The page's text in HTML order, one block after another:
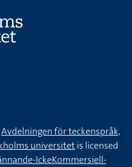
Avdelningen för teckenspråk,
universitetis licensed
IckeKommersiell-